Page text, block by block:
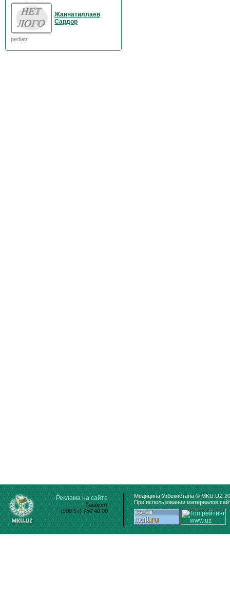
Жаннатиллаев
Сардор
pediatr
Реклама на сайте
Ташкент
(998 97) 750 40 00
Медицина Узбекистана © MKU.UZ
При использовании материалов